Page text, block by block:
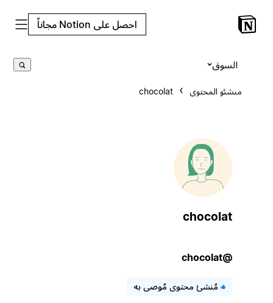
احصل على Notion مجاناً
منشئو المحتوى chocolat
chocolat
مُنشئ محتوى مُوصى به